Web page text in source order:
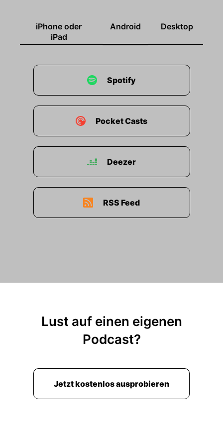
iPhone oder
iPad
Android Desktop
Spotify
Pocket Casts
Deezer
RSS Feed
Lust auf einen eigenen
Podcast?
Jetzt kostenlos ausprobieren